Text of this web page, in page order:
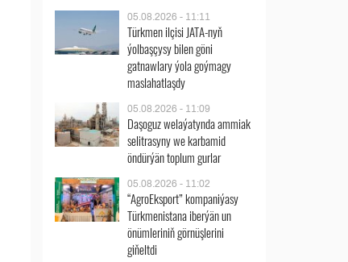
05.08.2026 - 11:11
Türkmen ilçisi JATA-nyň
ýolbaşçysy bilen göni
gatnawlary ýola goýmagy
maslahatlaşdy
05.08.2026 - 11:09
Daşoguz welaýatynda ammiak
selitrasyny we karbamid
öndürýän toplum gurlar
05.08.2026 - 11:02
“AgroEksport” kompaniýasy
Türkmenistana iberýän un
önümleriniň görnüşlerini
giňeltdi